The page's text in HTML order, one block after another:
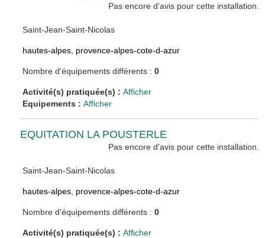
Pas encore d'avis pour cette installation.
Saint-Jean-Saint-Nicolas
hautes-alpes provence-alpes-cote-d-azur
Nombre d'équipements différents :0
Activité(s) pratiquée(s) :Afficher
Equipements :Afficher
EQUITATION LA POUSTERLE
Pas encore d'avis pour cette installation.
Saint-Jean-Saint-Nicolas
hautes-alpes provence-alpes-cote-d-azur
Nombre d'équipements différents :0
Activité(s) pratiquée(s) :Afficher